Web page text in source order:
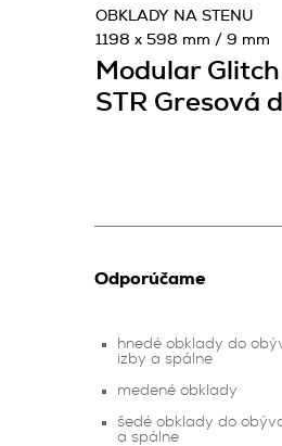
Modular
STR Gresová
OBKLADY NA STENU
1198 x 598 mm / 9 mm
Odporúčame
hnedé obklady do
izby a spálne
medené obklady
šedé obklady do
a spálne